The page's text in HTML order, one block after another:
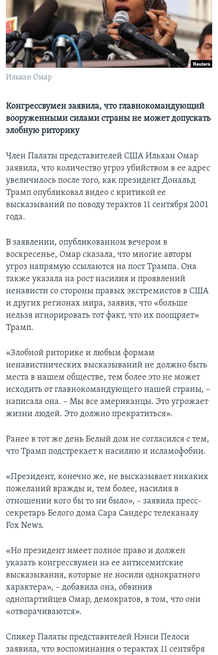
Learning English
СОЦИАЛЬНЫЕ СЕТИ
Ильхан Омар
Конгрессвумен заявила, что главнокомандующий
вооруженными силами страны не может допускать
злобную риторику
Член Палаты представителей США Ильхан Омар
заявила, что количество угроз убийством в ее адрес
увеличилось после того, как президент Дональд
Трамп опубликовал видео с критикой ее
высказываний по поводу терактов 11 сентября 2001
года.
В заявлении, опубликованном вечером в
воскресенье, Омар сказала, что многие авторы
угроз напрямую ссылаются на пост Трампа. Она
также указала на рост насилия и проявлений
ненависти со стороны правых экстремистов в США
и других регионах мира, заявив, что «больше
нельзя игнорировать тот факт, что их поощряет»
Трамп.
«Злобной риторике и любым формам
ненавистнических высказываний не должно быть
места в нашем обществе, тем более это не может
исходить от главнокомандующего нашей страны, –
написала она. – Мы все американцы. Это угрожает
жизни людей. Это должно прекратиться».
Ранее в тот же день Белый дом не согласился с тем,
что Трамп подстрекает к насилию и исламофобии.
«Президент, конечно же, не высказывает никаких
пожеланий вражды и, тем более, насилия в
отношении кого бы то ни было», – заявила пресс-
секретарь Белого дома Сара Сандерс телеканалу
Fox News.
«Но президент имеет полное право и должен
указать конгрессвумен на ее антисемитские
высказывания, которые не носили однократного
характера», – добавила она, обвинив
однопартийцев Омар, демократов, в том, что они
«отворачиваются».
Спикер Палаты представителей Нэнси Пелоси
заявила, что воспоминания о терактах 11 сентября